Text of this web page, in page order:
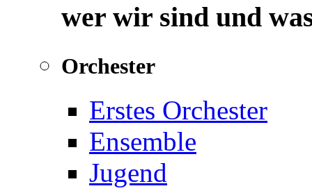
wer wir sind und
Orchester
Erstes Orchester
Ensemble
Jugend